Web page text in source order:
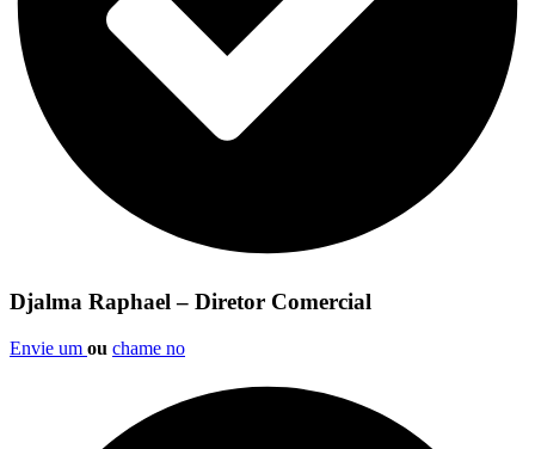
Djalma Raphael – Diretor Comercial
Envie um ou chame no